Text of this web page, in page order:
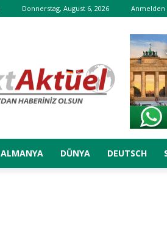
Donnerstag, August 6, 2026 Anmelden
ALMANYA DÜNYA DEUTSCH